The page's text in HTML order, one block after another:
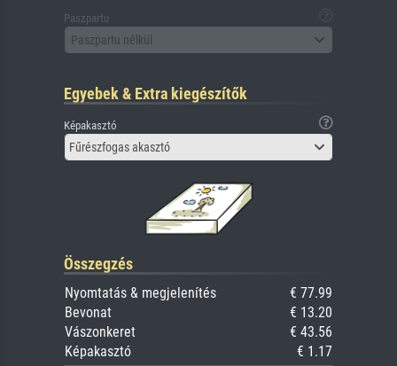
Paszpartu
Paszpartu nélkül
Egyebek & Extra kiegészítők
Képakasztó
Fűrészfogas akasztó
Összegzés
Nyomtatás & megjelenítés
€ 77.99
Bevonat
€ 13.20
Vászonkeret
€ 43.56
Képakasztó
€ 1.17